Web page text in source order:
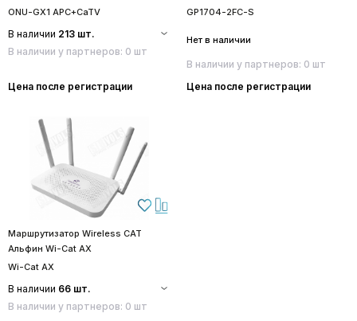
ONU-GX1 APC+CaTV
В наличии 213 шт.
В наличии у партнеров: 0 шт
Цена после регистрации
GP1704-2FC-S
Нет в наличии
В наличии у партнеров: 0 шт
Цена после регистрации
Маршрутизатор Wireless CAT
Альфин Wi-Cat AX
Wi-Cat AX
В наличии 66 шт.
В наличии у партнеров: 0 шт